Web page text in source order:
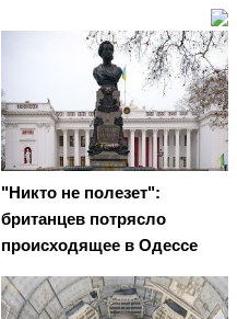
"Никто не полезет":
британцев потрясло
происходящее в Одессе